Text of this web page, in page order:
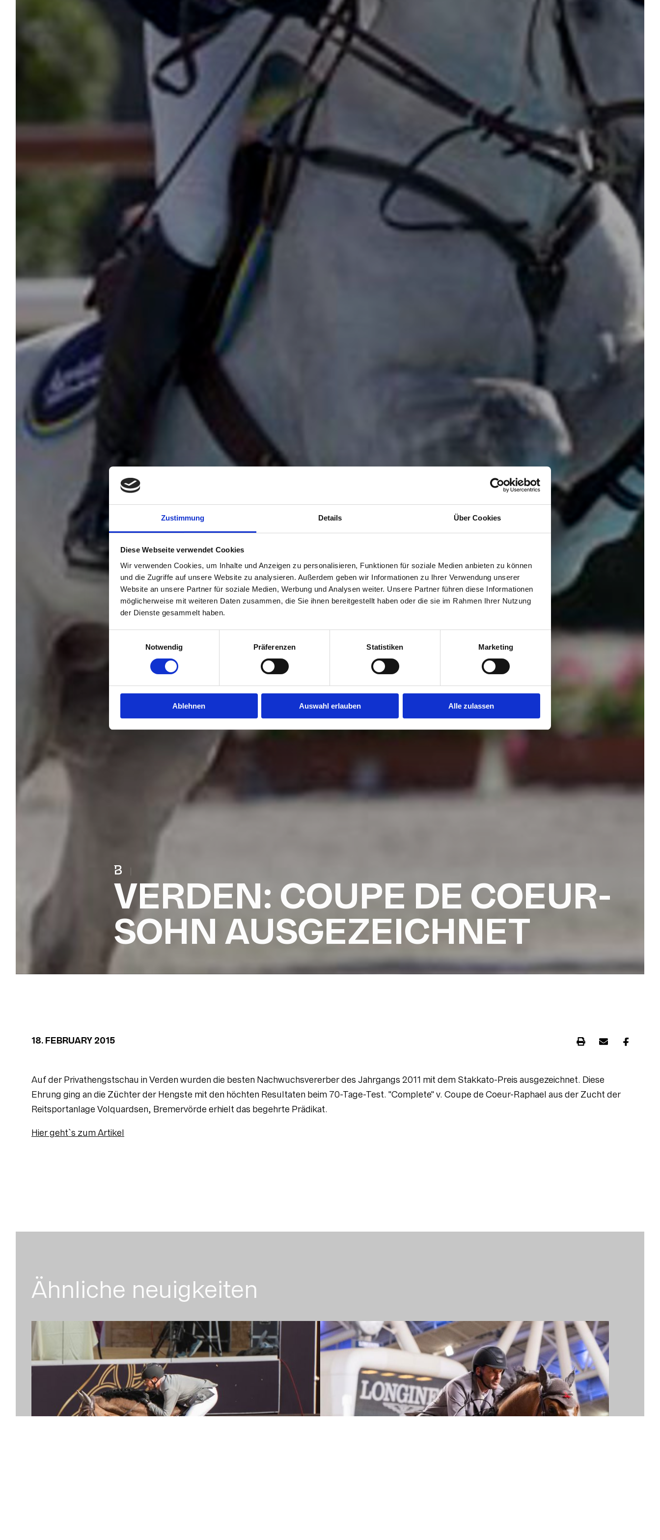
Zustimmung Details Über Cookies
Diese Webseite verwendet Cookies
Wir verwenden Cookies, um Inhalte und Anzeigen zu personalisieren, Funktionen für soziale Medien anbieten zu können
und die Zugriffe auf unsere Website zu analysieren. Außerdem geben wir Informationen zu Ihrer Verwendung unserer
Website an unsere Partner für soziale Medien, Werbung und Analysen weiter. Unsere Partner führen diese Informationen
möglicherweise mit weiteren Daten zusammen, die Sie ihnen bereitgestellt haben oder die sie im Rahmen Ihrer Nutzung
der Dienste gesammelt haben.
Notwendig
Präferenzen Statistiken Marketing
Ablehnen Auswahl erlauben Alle zulassen
VERDEN: COUPE DE COEUR-
SOHN AUSGEZEICHNET
18. FEBRUARY 2015
Auf der Privathengstschau in Verden wurden die besten Nachwuchsvererber des Jahrgangs 2011 mit dem Stakkato-Preis ausgezeichnet. Diese
Ehrung ging an die Züchter der Hengste mit den höchten Resultaten beim 70-Tage-Test. "Complete" v. Coupe de Coeur-Raphael aus der Zucht der
Reitsportanlage Volquardsen, Bremervörde erhielt das begehrte Prädikat.
Hier geht`s zum Artikel
Ähnliche neuigkeiten